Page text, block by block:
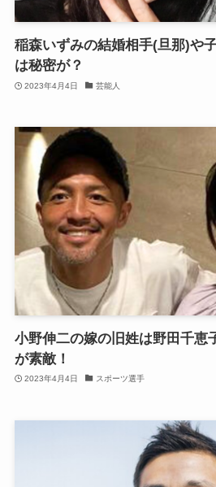
稲森いずみの結婚相手(旦那)や
は秘密が？
2023年4月4日 芸能人
小野伸二の嫁の旧姓は野田千恵
が素敵！
2023年4月4日 スポーツ選手